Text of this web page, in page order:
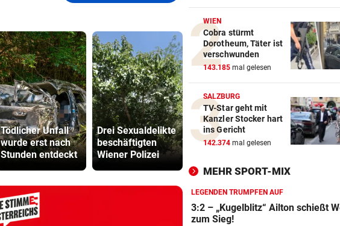
Tödlicher Unfall
wurde erst nach
Stunden entdeckt
Drei Sexualdelikte
beschäftigten
Wiener Polizei
Forstunfall
erforderte
Hubschraubereins
Neuer
ORF dreht
WIEN
Cobra stürmt
Dorotheum, Täter ist
verschwunden
143.185 mal gelesen
SALZBURG
TV-Star geht mit
Kanzler Stocker hart
ins Gericht
142.374 mal gelesen
MEHR SPORT-MIX
LEGENDEN TRUMPFEN AUF
3:2 – „Kugelblitz“ Ailton schießt
zum Sieg!